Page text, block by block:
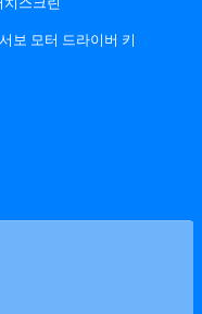
보 모터 드라이버 키